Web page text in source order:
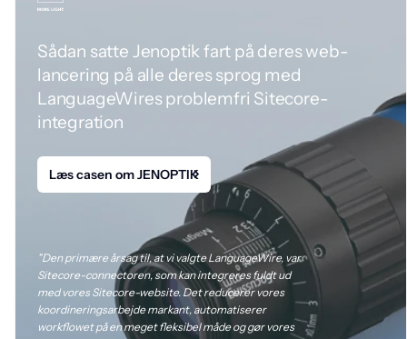
Sådan satte Jenoptik fart på deres web-
lancering på alle deres sprog med
LanguageWires problemfri Sitecore-
integration
Læs casen om JENOPTIK
"Den primære årsag til, at vi valgte LanguageWire, var
Sitecore-connectoren, som kan integreres fuldt ud
med vores Sitecore-website. Det reducerer vores
koordineringsarbejde markant, automatiserer
workflowet på en meget fleksibel måde og gør vores